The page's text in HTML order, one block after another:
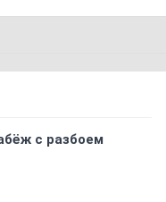
с разбоем